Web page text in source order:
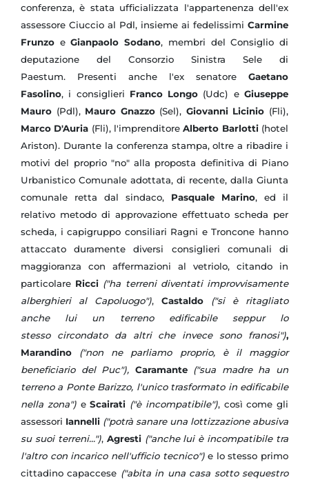
conferenza, è stata ufficializzata l'appartenenza dell'ex
assessore Ciuccio al Pdl, insieme ai fedelissimi Carmine
Frunzo eGianpaolo Sodano, membri del Consiglio di
deputazione del Consorzio Sinistra Sele di
Paestum. Presenti anche l'ex senatore Gaetano
Fasolino, i consiglieri Franco Longo (Udc) eGiuseppe
Mauro (Pdl), Mauro Gnazzo(Sel), Giovanni Licinio (Fli),
Marco D'Auria (Fli), l'imprenditoreAlberto Barlotti(hotel
Ariston). Durante la conferenza stampa, oltre a ribadire i
motivi del proprio "no" alla proposta definitiva di Piano
Urbanistico Comunale adottata, di recente, dalla Giunta
comunale retta dal sindaco, Pasquale Marino, ed il
relativo metodo di approvazione effettuato scheda per
scheda, i capigruppo consiliari Ragni e Troncone hanno
attaccato duramente diversi consiglieri comunali di
maggioranza con affermazioni al vetriolo, citando in
particolare Ricci ("ha terreni diventati improvvisamente
alberghieri al Capoluogo"), Castaldo ("si è ritagliato
anche lui un terreno edificabile seppur lo
stesso circondato da altri che invece sono franosi"),
Marandino ("non ne parliamo proprio, è il maggior
beneficiario del Puc"), Caramante ("sua madre ha un
terreno a Ponte Barizzo, l'unico trasformato in edificabile
nella zona")eScairati ("è incompatibile"), così come gli
assessori Iannelli ("potrà sanare una lottizzazione abusiva
su suoi terreni..."), Agresti ("anche lui è incompatibile tra
l'altro con incarico nell'ufficio tecnico")e lo stesso primo
cittadino capaccese ("abita in una casa sotto sequestro